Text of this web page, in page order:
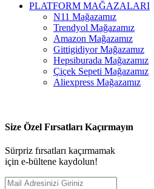
PLATFORM MAĞAZALARI
N11 Mağazamız
Trendyol Mağazamız
Amazon Mağazamız
Gittigidiyor Mağazamız
Hepsiburada Mağazamız
Çiçek Sepeti Mağazamız
Aliexpress Mağazamız
Size Özel Fırsatları Kaçırmayın
Sürpriz fırsatları kaçırmamak
için e-bültene kaydolun!